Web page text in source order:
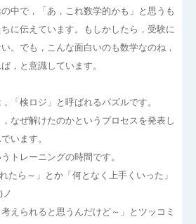
中で，「あ，これ数学的かも」と思うも
に伝えています。もしかしたら，受験に
。でも，こんな面白いのも数学なのね，
，と意識しています。
「検ロジ」と呼ばれるパズルです。
なぜ解けたのかというプロセスを発表し
います。
トレーニングの時間です。
たら～」とか「何となく上手くいった」
えられると思うんだけど～」とツッコミ